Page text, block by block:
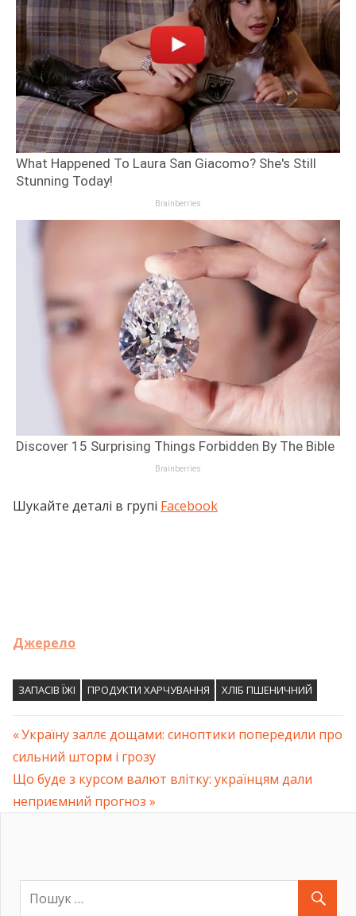
Шукайте деталі в групі Facebook
Джерело
ЗАПАСІВ ЇЖІ ПРОДУКТИ ХАРЧУВАННЯ ХЛІБ ПШЕНИЧНИЙ
Навігація
записів
Previous
Post:
Україну заллє дощами: синоптики попередили про
сильний шторм і грозу
Next
Post:
Що буде з курсом валют влітку: українцям дали
неприємний прогноз